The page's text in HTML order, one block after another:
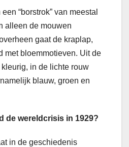
“borstrok” van meestal
alleen de mouwen
gaat de kraplap,
met bloemmotieven. Uit de
in de lichte rouw
blauw, groen en
de wereldcrisis in 1929?
in de geschiedenis